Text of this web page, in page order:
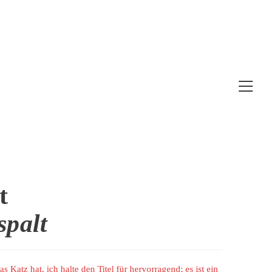
Katz hat, ich halte den Titel für hervorragend; es ist ein